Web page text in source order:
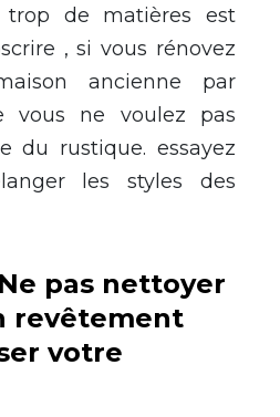
de matières est
, si vous rénovez
ancienne par
vous ne voulez pas
du rustique. essayez
les styles des
pas nettoyer
revêtement
votre